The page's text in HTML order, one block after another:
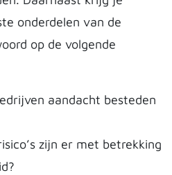
onderdelen van de
op de volgende
aandacht besteden
zijn er met betrekking